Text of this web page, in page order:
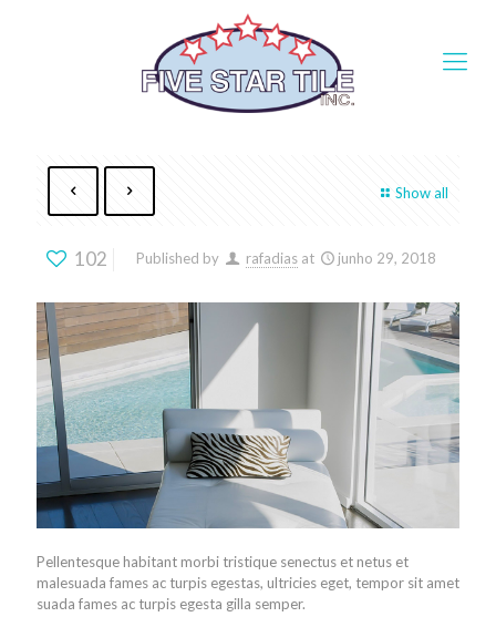
Show all
102 Published by rafadias at junho 29, 2018
Pellentesque habitant morbi tristique senectus et netus et
malesuada fames ac turpis egestas, ultricies eget, tempor sit amet
suada fames ac turpis egesta gilla semper.